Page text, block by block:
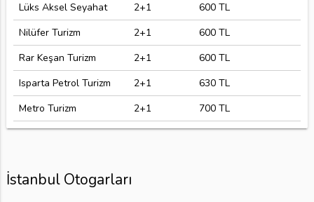
Lüks Aksel Seyahat
2+1
600 TL
Nilüfer Turizm
2+1
600 TL
Rar Keşan Turizm
2+1
600 TL
Isparta Petrol Turizm
2+1
630 TL
Metro Turizm
2+1 700 TL
İstanbul Otogarları